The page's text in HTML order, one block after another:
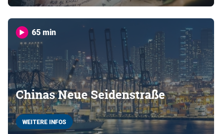
65 min
Chinas Neue Seidenstraße
WEITERE INFOS